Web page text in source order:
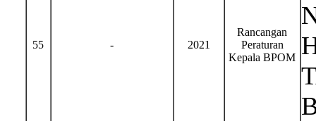
55 - 2021
Rancangan
Peraturan
Kepala BPOM